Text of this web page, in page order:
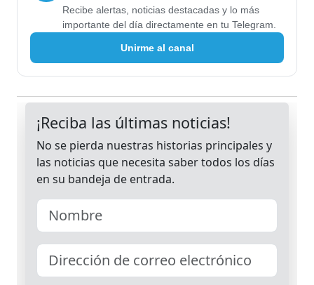
Recibe alertas, noticias destacadas y lo más
importante del día directamente en tu Telegram.
Unirme al canal